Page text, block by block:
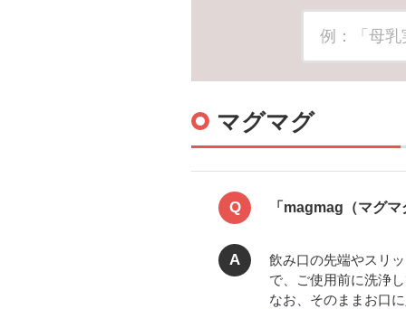
マグマグ
Q 「magmag（マグ
A
飲み口の先端やスリ
で、ご使用前に洗浄
なお、そのままお口